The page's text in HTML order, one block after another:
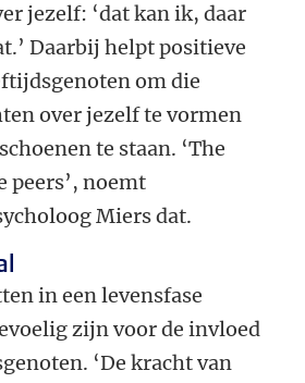
jezelf: ‘dat kan ik, daar
Daarbij helpt positieve
om die
over jezelf te vormen
te staan. ‘The
peers’, noemt
Miers dat.
in een levensfase
zijn voor de invloed
‘De kracht van